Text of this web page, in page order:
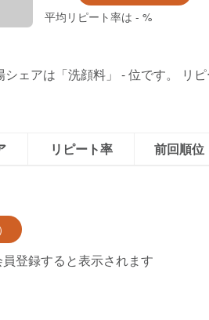
平均リピート率は - %
ェアは「洗顔料」 -位です。
リ
リピート率 前回順位
登録すると表示されます